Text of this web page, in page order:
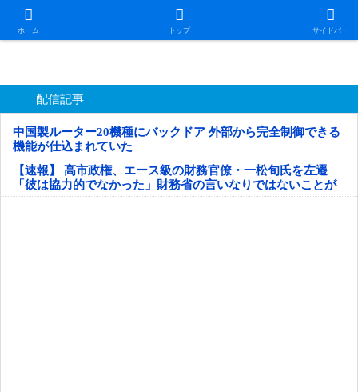
ホーム トップ サイドバー
日本第一！ニュース録
配信記事
中国製ルーター20機種にバックドア 外部から完全制御できる
機能が仕込まれていた
【速報】 高市政権、エース級の財務官僚・一松旬氏を左遷
「彼は協力的でなかった」財務省の言いなりではないことが
判明